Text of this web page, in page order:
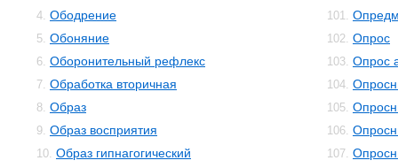
4. Ободрение
5. Обоняние
6. Оборонительный рефлекс
7. Обработка вторичная
8. Образ
9. Образ восприятия
10. Образ гипнагогический
101.
102. Опрос
103. Опрос
104.
105.
106.
107.